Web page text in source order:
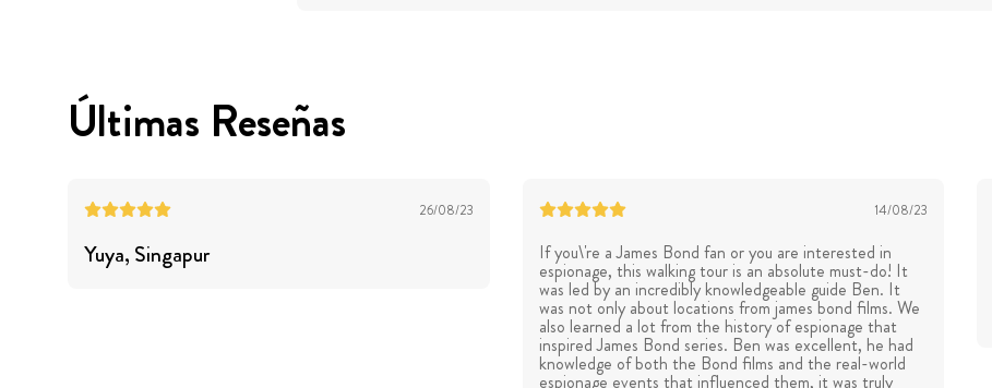
Últimas Reseñas
26/08/23
Yuya, Singapur
14/08/23
If you\'re a James Bond fan or you are interested in
espionage, this walking tour is an absolute must-do! It
was led by an incredibly knowledgeable guide Ben. It
was not only about locations from james bond films. We
also learned a lot from the history of espionage that
inspired James Bond series. Ben was excellent, he had
knowledge of both the Bond films and the real-world
espionage events that influenced them, it was truly